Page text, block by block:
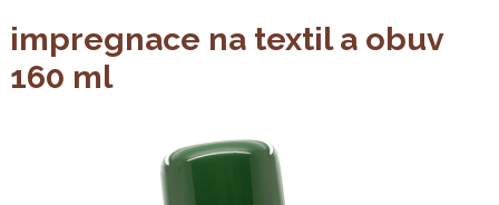
impregnace na textil a obuv
160 ml